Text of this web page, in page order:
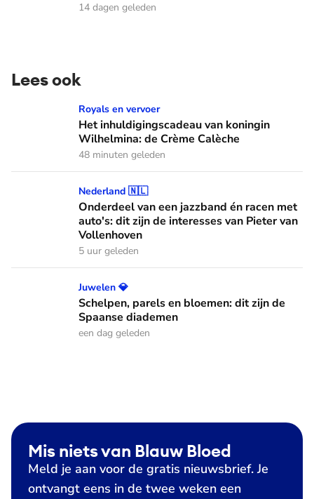
14 dagen geleden
Lees ook
Het inhuldigingscadeau van koningin Wilhelmina: de
Royals en vervoer
Het inhuldigingscadeau van koningin
Wilhelmina: de Crème Calèche
48 minuten geleden
Onderdeel van een jazzband én racen met auto's: dit zijn
Nederland 🇳🇱
Onderdeel van een jazzband én racen met
auto's: dit zijn de interesses van Pieter van
Vollenhoven
5 uur geleden
Schelpen, parels en bloemen: dit zijn de Spaanse diademen
Juwelen 💎
Schelpen, parels en bloemen: dit zijn de
Spaanse diademen
een dag geleden
Mis niets van Blauw Bloed
Meld je aan voor de gratis nieuwsbrief. Je
ontvangt eens in de twee weken een